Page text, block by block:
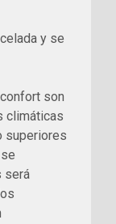
y se
son
climáticas
superiores
será